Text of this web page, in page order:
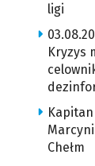
ligi
Kryzys
Chełm